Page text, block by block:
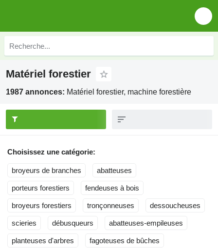
Matériel forestier
1987 annonces: Matériel forestier, machine forestière
Choisissez une catégorie:
broyeurs de branches abatteuses
porteurs forestiers fendeuses à bois
broyeurs forestiers tronçonneuses dessoucheuses
scieries débusqueurs abatteuses-empileuses
planteuses d'arbres fagoteuses de bûches